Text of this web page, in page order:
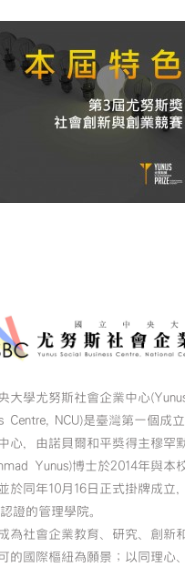
大學尤努斯社會企業中心
Centre, NCU)是臺灣第一個成
心，由諾貝爾和平獎得主穆罕
Yunus)博士於2014年與本
於同年10月16日正式掛牌成立
證的管理學院。
為社會企業教育、研究、創新
的國際樞紐為願景；以同理心